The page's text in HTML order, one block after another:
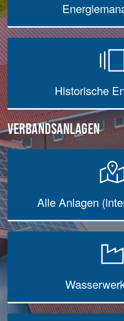
Historische
VERBANDSANLAGEN
Alle Anlagen